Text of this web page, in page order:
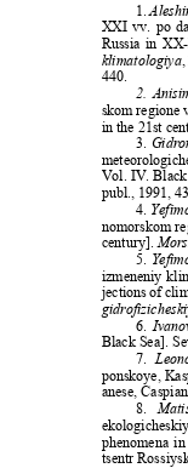
1.
XXI vv. po
Russia in
klimatologiya,
440.
2.
skom regione
in the 21st
3.
Vol. IV. Black
publ., 1991,
4.
nomorskom
century].
5.
izmeneniy
jections of
6.
Black Sea].
7.
ponskoye,
anese,
8.
phenomena
tsentr